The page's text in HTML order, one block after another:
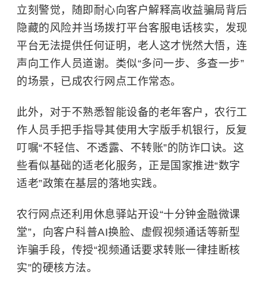
立刻警觉，随即耐心向客户解释高收益骗局背后
隐藏的风险并当场拨打平台客服电话核实，发现
平台无法提供任何证明，老人这才恍然大悟，连
声向工作人员道谢。类似“多问一步、多查一步”
的场景，已成农行网点工作常态。
此外，对于不熟悉智能设备的老年客户，农行工
作人员手把手指导其使用大字版手机银行，反复
叮嘱“不轻信、不透露、不转账”的防诈口诀。这
些看似基础的适老化服务，正是国家推进“数字
适老”政策在基层的落地实践。
农行网点还利用休息驿站开设“十分钟金融微课
堂”，向客户科普AI换脸、虚假视频通话等新型
诈骗手段，传授“视频通话要求转账一律挂断核
实”的硬核方法。